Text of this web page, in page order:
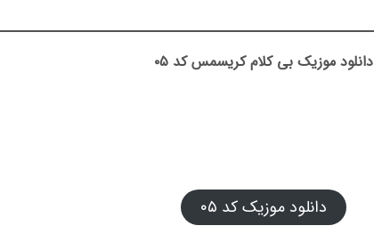
دانلود موزیک بی کلام کریسمس کد ۰۵
دانلود موزیک کد ۰۵